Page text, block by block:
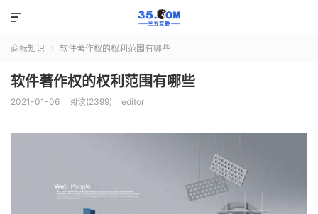

商标知识  软件著作权的权利范围有哪些
软件著作权的权利范围有哪些
2021-01-06 阅读(2399) editor